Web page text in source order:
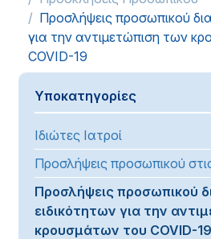
Προσλήψεις προσωπικού
για την αντιμετώπιση των
COVID-19
Υποκατηγορίες
Ιδιώτες Ιατροί
Προσλήψεις προσωπικού
Προσλήψεις προσωπικού
ειδικότητων για την
κρουσμάτων του COVID-19